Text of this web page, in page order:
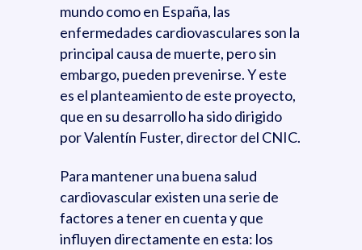
mundo como en España, las
enfermedades cardiovasculares son la
principal causa de muerte, pero sin
embargo, pueden prevenirse. Y este
es el planteamiento de este proyecto,
que en su desarrollo ha sido dirigido
por Valentín Fuster, director del CNIC.
Para mantener una buena salud
cardiovascular existen una serie de
factores a tener en cuenta y que
influyen directamente en esta: los